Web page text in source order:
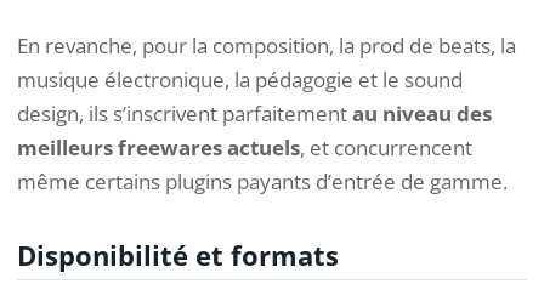
En revanche, pour la composition, la prod de beats, la
musique électronique, la pédagogie et le sound
design, ils s’inscrivent parfaitementau niveau des
meilleurs freewares actuels, et concurrencent
même certains plugins payants d’entrée de gamme.
Disponibilité et formats